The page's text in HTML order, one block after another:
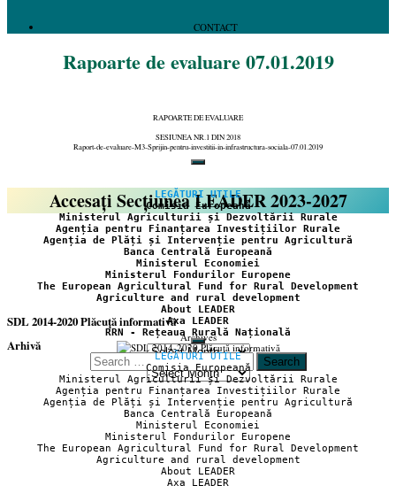
CONTACT
Rapoarte de evaluare 07.01.2019
RAPOARTE DE EVALUARE
SESIUNEA NR.1 DIN 2018
Raport-de-evaluare-M3-Sprijin-pentru-investitii-in-infrastructura-sociala-07.01.2019
Accesați Secțiunea LEADER 2023-2027
LEGĂTURI UTILE
Comisia Europeană
Ministerul Agriculturii și Dezvoltării Rurale
Agenția pentru Finanțarea Investițiilor Rurale
Agenția de Plăți și Intervenție pentru Agricultură
Banca Centrală Europeană
Ministerul Economiei
Ministerul Fondurilor Europene
The European Agricultural Fund for Rural Development
Agriculture and rural development
About LEADER
Axa LEADER
RRN - Rețeaua Rurală Națională
Archives
SDL 2014-2020 Plăcuță informativă
Arhivă
Arhivă
Search
for:
LEGĂTURI UTILE
Comisia Europeană
Ministerul Agriculturii și Dezvoltării Rurale
Agenția pentru Finanțarea Investițiilor Rurale
Agenția de Plăți și Intervenție pentru Agricultură
Banca Centrală Europeană
Ministerul Economiei
Ministerul Fondurilor Europene
The European Agricultural Fund for Rural Development
Agriculture and rural development
About LEADER
Axa LEADER